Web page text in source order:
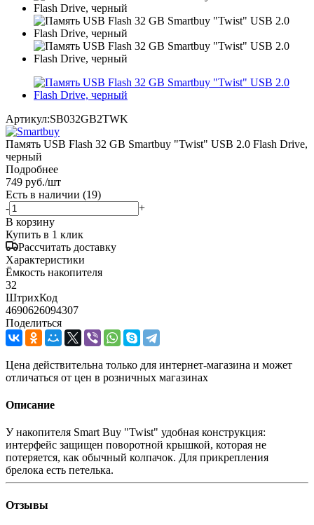
Артикул:SB032GB2TWK
Память USB Flash 32 GB Smartbuy "Twist" USB 2.0 Flash Drive,
черный
Подробнее
749 руб./шт
Есть в наличии (19)
-
+
В корзину
Купить в 1 клик
Рассчитать доставку
Характеристики
Ёмкость накопителя
32
ШтрихКод
4690626094307
Поделиться
Цена действительна только для интернет-магазина и может
отличаться от цен в розничных магазинах
Описание
У накопителя Smart Buy "Twist" удобная конструкция:
интерфейс защищен поворотной крышкой, которая не
потеряется, как обычный колпачок. Для прикрепления
брелока есть петелька.
Отзывы